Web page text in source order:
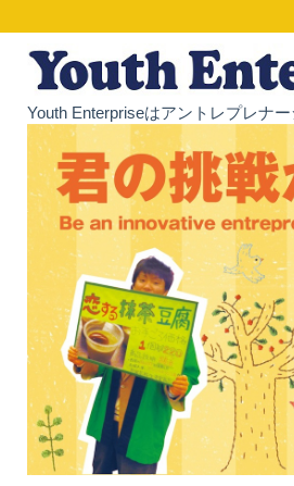
Youth Enterpriseはアントレプレナ